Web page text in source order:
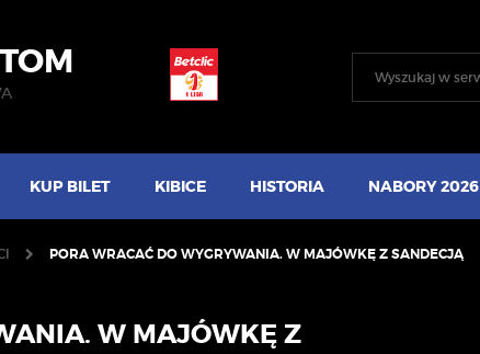
KUP BILET KIBICE HISTORIA NABORY 2026
PORA WRACAĆ DO WYGRYWANIA. W MAJÓWKĘ Z SANDECJĄ
W MAJÓWKĘ Z